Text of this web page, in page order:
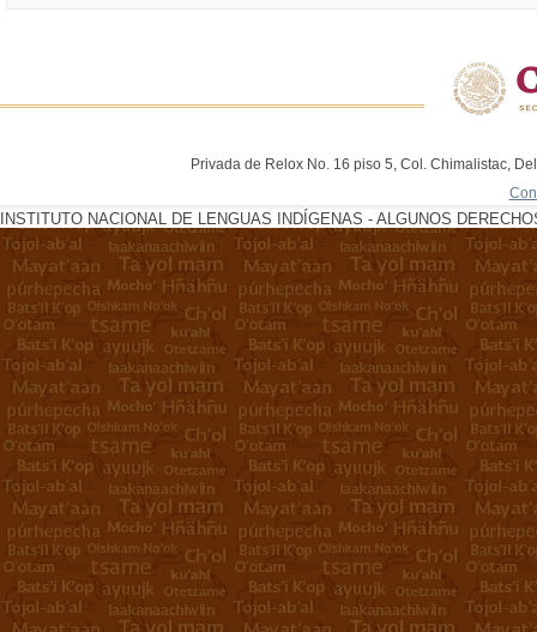
Privada de Relox No. 16 piso 5, Col. Chimalistac,
INSTITUTO NACIONAL DE LENGUAS INDÍGENAS - ALGUNOS